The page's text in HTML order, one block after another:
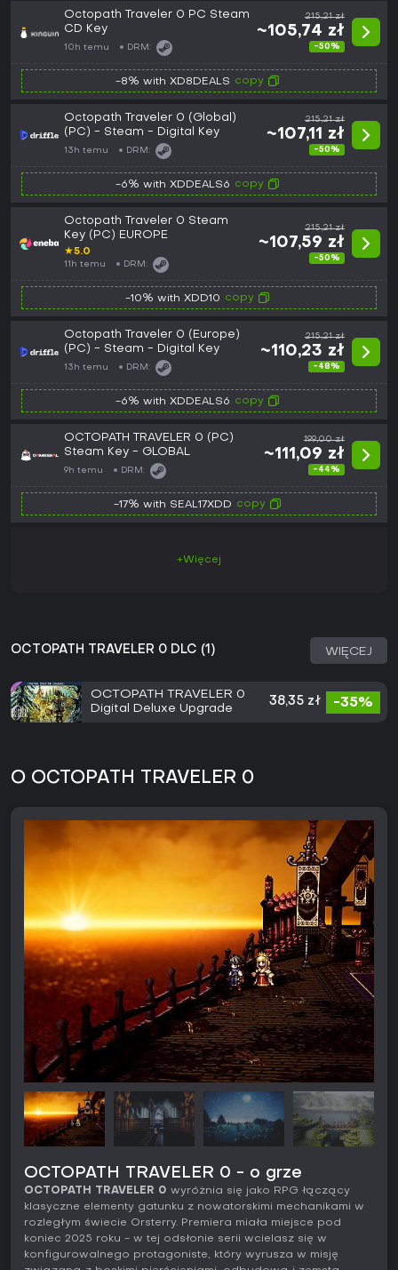
Octopath Traveler 0 PC Steam
CD Key
10h temu DRM:
215,21 zł
~105,74 zł
-50%
-8% with XD8DEALS copy
Octopath Traveler 0 (Global)
(PC) - Steam - Digital Key
13h temu DRM:
215,21 zł
~107,11 zł
-50%
-6% with XDDEALS6 copy
Octopath Traveler 0 Steam
Key (PC) EUROPE
★5.0
11h temu DRM:
215,21 zł
~107,59 zł
-50%
-10% with XDD10 copy
Octopath Traveler 0 (Europe)
(PC) - Steam - Digital Key
13h temu DRM:
215,21 zł
~110,23 zł
-48%
-6% with XDDEALS6 copy
OCTOPATH TRAVELER 0 (PC)
Steam Key - GLOBAL
9h temu DRM:
199,00 zł
~111,09 zł
-44%
-17% with SEAL17XDD copy
+Więcej
OCTOPATH TRAVELER 0 DLC (1) WIĘCEJ
OCTOPATH TRAVELER 0
Digital Deluxe Upgrade
38,35 zł -35%
O OCTOPATH TRAVELER 0
OCTOPATH TRAVELER 0 - o grze
OCTOPATH TRAVELER 0 wyróżnia się jako RPG łączący
klasyczne elementy gatunku z nowatorskimi mechanikami w
rozległym świecie Orsterry. Premiera miała miejsce pod
koniec 2025 roku - w tej odsłonie serii wcielasz się w
konfigurowalnego protagoniste, który wyrusza w misję